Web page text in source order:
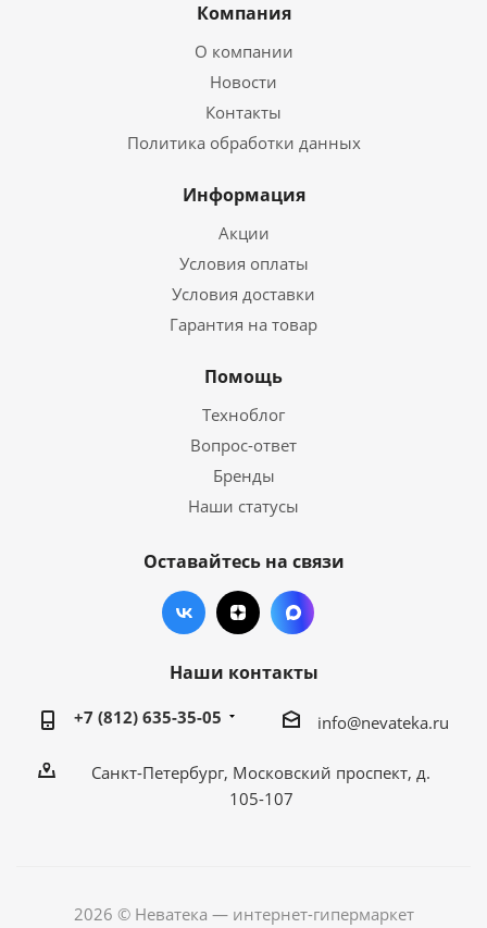
Компания
О компании
Новости
Контакты
Политика обработки данных
Информация
Акции
Условия оплаты
Условия доставки
Гарантия на товар
Помощь
Техноблог
Вопрос-ответ
Бренды
Наши статусы
Оставайтесь на связи
Наши контакты
+7 (812) 635-35-05 info@nevateka.ru
Санкт-Петербург, Московский проспект, д.
105-107
2026 © Неватека — интернет-гипермаркет